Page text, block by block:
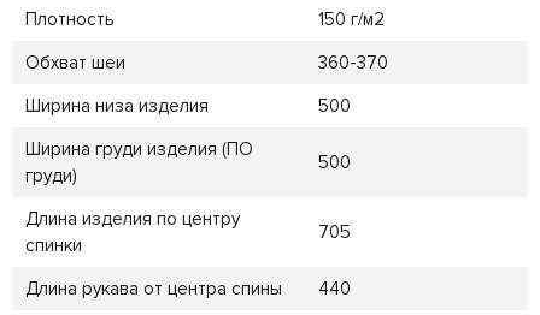
Плотность
150 г/м2
Обхват шеи
360-370
Ширина низа изделия
500
Ширина груди изделия (ПО
груди)
500
Длина изделия по центру
спинки
705
Длина рукава от центра спины 440